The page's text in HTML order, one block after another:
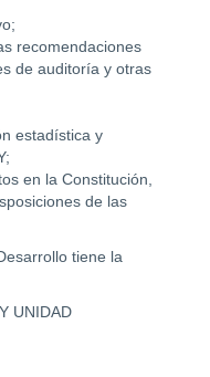
recomendaciones
de auditoría y otras
estadística y
en la Constitución,
de las
tiene la
UNIDAD